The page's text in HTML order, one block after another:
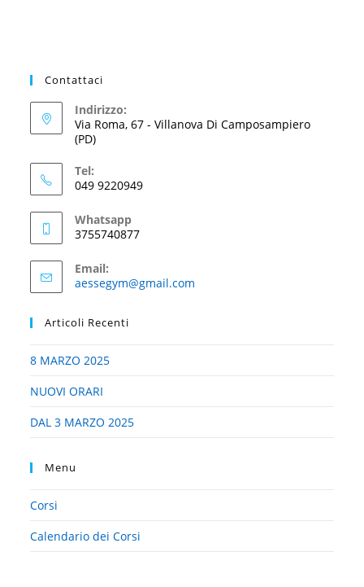
Contattaci
Indirizzo:
Via Roma, 67 - Villanova Di Camposampiero
(PD)
Tel:
049 9220949
Whatsapp
3755740877
Email:
aessegym@gmail.com
Articoli Recenti
8 MARZO 2025
NUOVI ORARI
DAL 3 MARZO 2025
Menu
Corsi
Calendario dei Corsi